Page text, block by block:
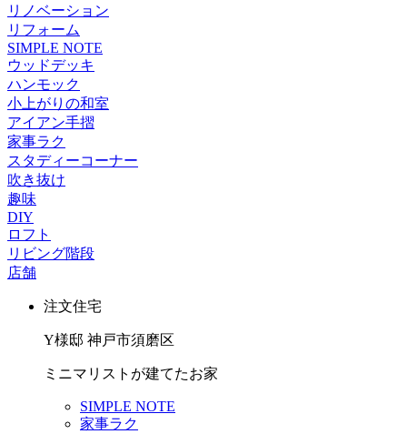
リノベーション
リフォーム
SIMPLE NOTE
ウッドデッキ
ハンモック
小上がりの和室
アイアン手摺
家事ラク
スタディーコーナー
吹き抜け
趣味
DIY
ロフト
リビング階段
店舗
注文住宅
Y様邸 神戸市須磨区
ミニマリストが建てたお家
SIMPLE NOTE
家事ラク